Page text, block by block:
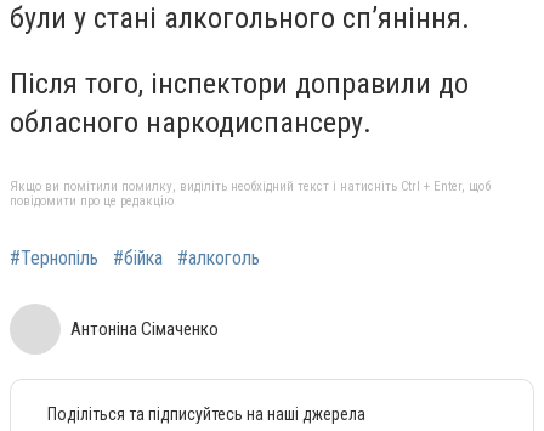
були у стані алкогольного сп’яніння.
Після того, інспектори доправили до
обласного наркодиспансеру.
Якщо ви помітили помилку, виділіть необхідний текст і натисніть Ctrl + Enter, щоб
повідомити про це редакцію
#Тернопіль #бійка #алкоголь
Антоніна Сімаченко
Поділіться та підписуйтесь на наші джерела